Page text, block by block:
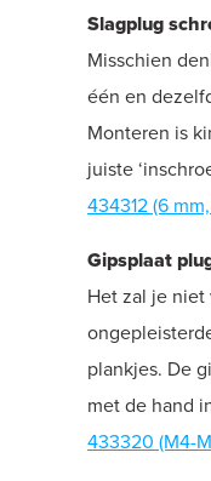
Slagplug
Misschien
één en
Monteren is
juiste
434312 (6
Gipsplaat
Het zal je
plankjes. De
met de hand
433320 (M4-